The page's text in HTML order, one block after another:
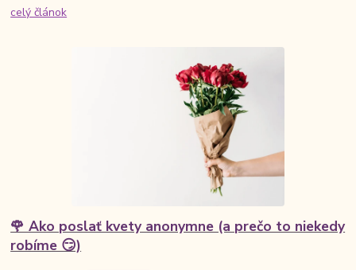
celý článok
🌹 Ako poslať kvety anonymne (a prečo to niekedy
robíme 😏)